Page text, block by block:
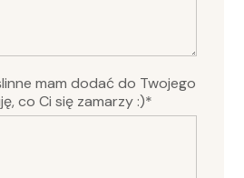
mam dodać do Twojego
co Ci się zamarzy :)*